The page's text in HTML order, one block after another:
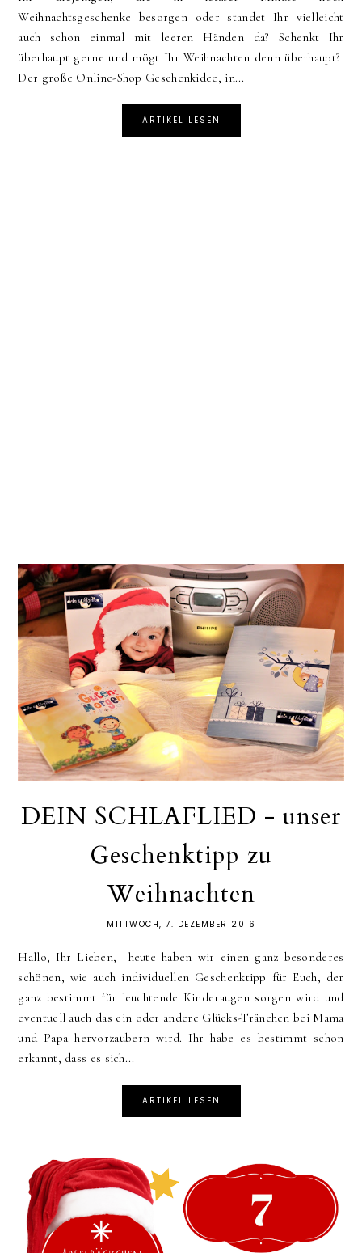
Weihnachtsgeschenke besorgen oder standet Ihr vielleicht
auch schon einmal mit leeren Händen da? Schenkt Ihr
überhaupt gerne und mögt Ihr Weihnachten denn überhaupt?
Der große Online-Shop Geschenkidee, in...
ARTIKEL LESEN
DEIN SCHLAFLIED - unser
Geschenktipp zu
Weihnachten
MITTWOCH, 7. DEZEMBER 2016
Hallo, Ihr Lieben, heute haben wir einen ganz besonderes
schönen, wie auch individuellen Geschenktipp für Euch, der
ganz bestimmt für leuchtende Kinderaugen sorgen wird und
eventuell auch das ein oder andere Glücks-Tränchen bei Mama
und Papa hervorzaubern wird. Ihr habe es bestimmt schon
erkannt, dass es sich...
ARTIKEL LESEN